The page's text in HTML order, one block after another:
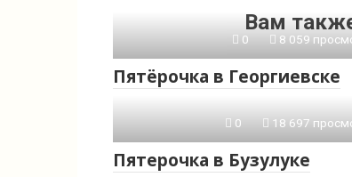
Вам
0 8 059
Пятёрочка в Георгиевске
0 18 697
Пятерочка в Бузулуке